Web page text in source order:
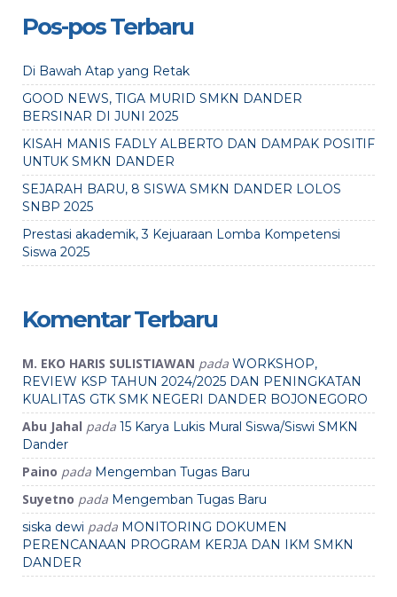
Pos-pos Terbaru
Di Bawah Atap yang Retak
GOOD NEWS, TIGA MURID SMKN DANDER
BERSINAR DI JUNI 2025
KISAH MANIS FADLY ALBERTO DAN DAMPAK POSITIF
UNTUK SMKN DANDER
SEJARAH BARU, 8 SISWA SMKN DANDER LOLOS
SNBP 2025
Prestasi akademik, 3 Kejuaraan Lomba Kompetensi
Siswa 2025
Komentar Terbaru
M. EKO HARIS SULISTIAWAN pada WORKSHOP,
REVIEW KSP TAHUN 2024/2025 DAN PENINGKATAN
KUALITAS GTK SMK NEGERI DANDER BOJONEGORO
Abu Jahal pada 15 Karya Lukis Mural Siswa/Siswi SMKN
Dander
Paino pada Mengemban Tugas Baru
Suyetno pada Mengemban Tugas Baru
siska dewi pada MONITORING DOKUMEN
PERENCANAAN PROGRAM KERJA DAN IKM SMKN
DANDER